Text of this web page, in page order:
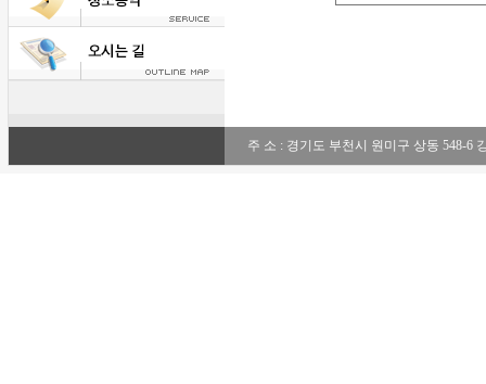
주 소 : 경기도 부천시 원미구 상동 548-6